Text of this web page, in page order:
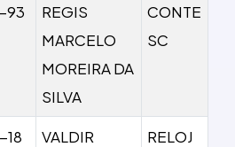
93
REGIS
MARCELO
MOREIRA DA
SILVA
CONTE
SC
VALDIR
RELOJ